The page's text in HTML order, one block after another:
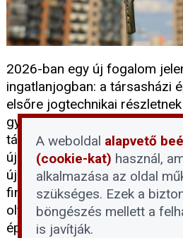
2026-ban egy új fogalom
ingatlanjogban: a társasházi
elsőre jogtechnikai
gyakorlatban azonban
társasházak mindennapi
újdonságról van szó, amely
újépítésű társasházi lakások
finanszírozását, és amellyel
olyan közös képviselő is
építésű házak képviseletét
A weboldal alapvető
(cookie-kat) használ,
alkalmazása az oldal
szükséges. Ezek a
böngészés mellett a
is javítják.